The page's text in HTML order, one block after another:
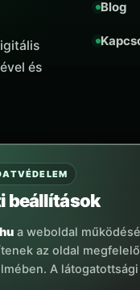
és
Blog
E-MAIL
beállítások
a weboldal
az oldal
A